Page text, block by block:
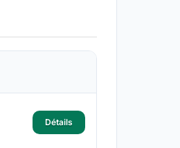
Détails